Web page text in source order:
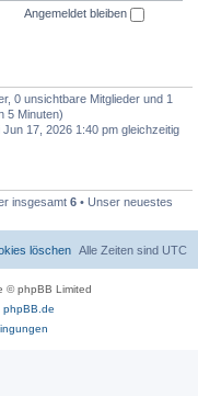
Angemeldet bleiben
0 unsichtbare Mitglieder und 1
5 Minuten)
17, 2026 1:40 pm gleichzeitig
insgesamt 6 • Unser neuestes
Alle Zeiten sind UTC
löschen
© phpBB Limited
phpBB.de